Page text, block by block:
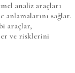
analiz araçları
anlamalarını sağlar.
araçlar,
ve risklerini